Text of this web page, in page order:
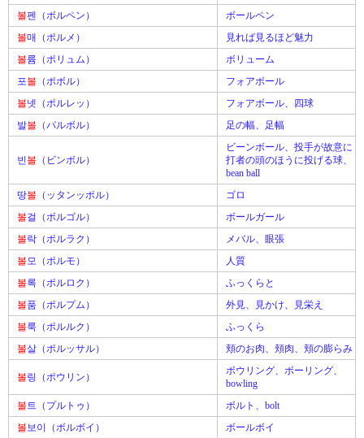
볼펜（ボルペン）
ボールペン
볼매（ポルメ）
見れば見るほど魅力
볼륨（ポリュム）
ボリューム
포볼 （ポボル）
フォアボール
볼넷（ポルレッ）
フォアボール、四球
발볼 （パルボル） 足の幅、足幅
빈볼 （ビンボル）
ビーンボール、投手が故意に
打者の頭のほうに投げる球、
bean ball
땅볼 （ッタンッポル）
ゴロ
볼걸（ボルゴル）
ボールガール
볼락（ポルラク）
メバル、眼張
볼모（ポルモ）
人質
볼록（ポルロク）
ふっくらと
볼품（ポルプム）
外見、見かけ、見栄え
볼룩（ポルルク）
ふっくら
볼살（ポルッサル） 頬のお肉、頬肉、頬の膨らみ
볼링（ポウリン）
ボウリング、ボーリング、
bowling
볼트（プルトゥ）
ボルト、bolt
볼보이（ボルボイ）
ボールボイ